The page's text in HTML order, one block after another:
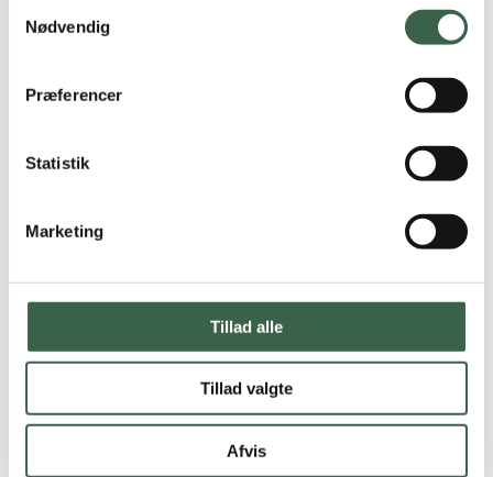
Nødvendig
Præferencer
Statistik
Marketing
Tillad alle
Tillad valgte
Afvis
Nødder/mandler (15 g), tørret frugt (15 g)
energi
Skysovs, ca. 1 dl (5 g maizena til
jævning)
Kartofler (240 g)
Jordbærgrød (150 ml) med minimælk (50